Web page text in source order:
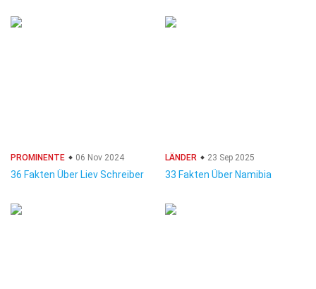
PROMINENTE 06 Nov 2024
36 Fakten Über Liev Schreiber
LÄNDER 23 Sep 2025
33 Fakten Über Namibia